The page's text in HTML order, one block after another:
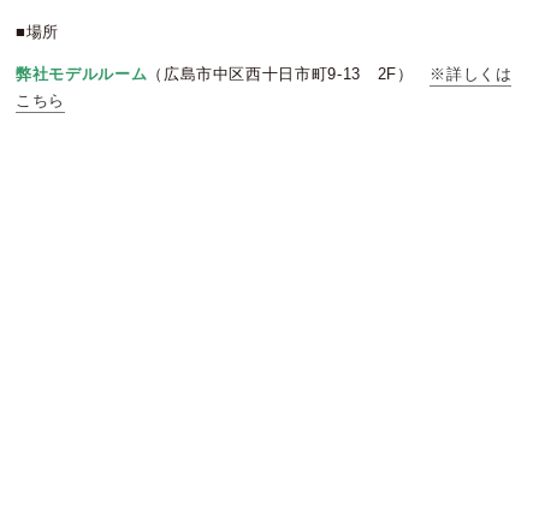
■場所
弊社モデルルーム （広島市中区西十日市町9-13 2F）
※詳しくは
こちら